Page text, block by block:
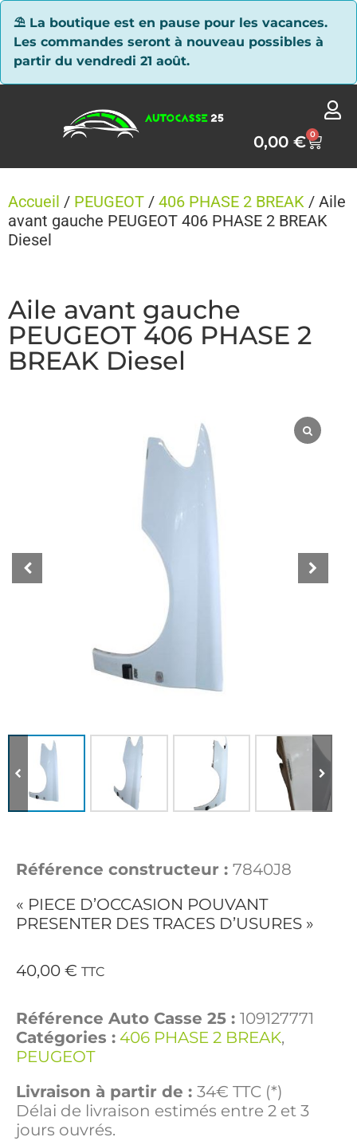
⛱ La boutique est en pause pour les vacances.
Les commandes seront à nouveau possibles à
partir du vendredi 21 août.
0,00€ 0
Accueil / PEUGEOT / 406 PHASE 2 BREAK / Aile
avant gauche PEUGEOT 406 PHASE 2 BREAK
Diesel
Aile avant gauche
PEUGEOT 406 PHASE 2
BREAK Diesel
Référence constructeur : 7840J8
« PIECE D’OCCASION POUVANT
PRESENTER DES TRACES D’USURES »
40,00 € TTC
Référence Auto Casse 25 : 109127771
Catégories : 406 PHASE 2 BREAK,
PEUGEOT
Livraison à partir de : 34€ TTC (*)
Délai de livraison estimés entre 2 et 3
jours ouvrés.
Panneau de gestion des cookies